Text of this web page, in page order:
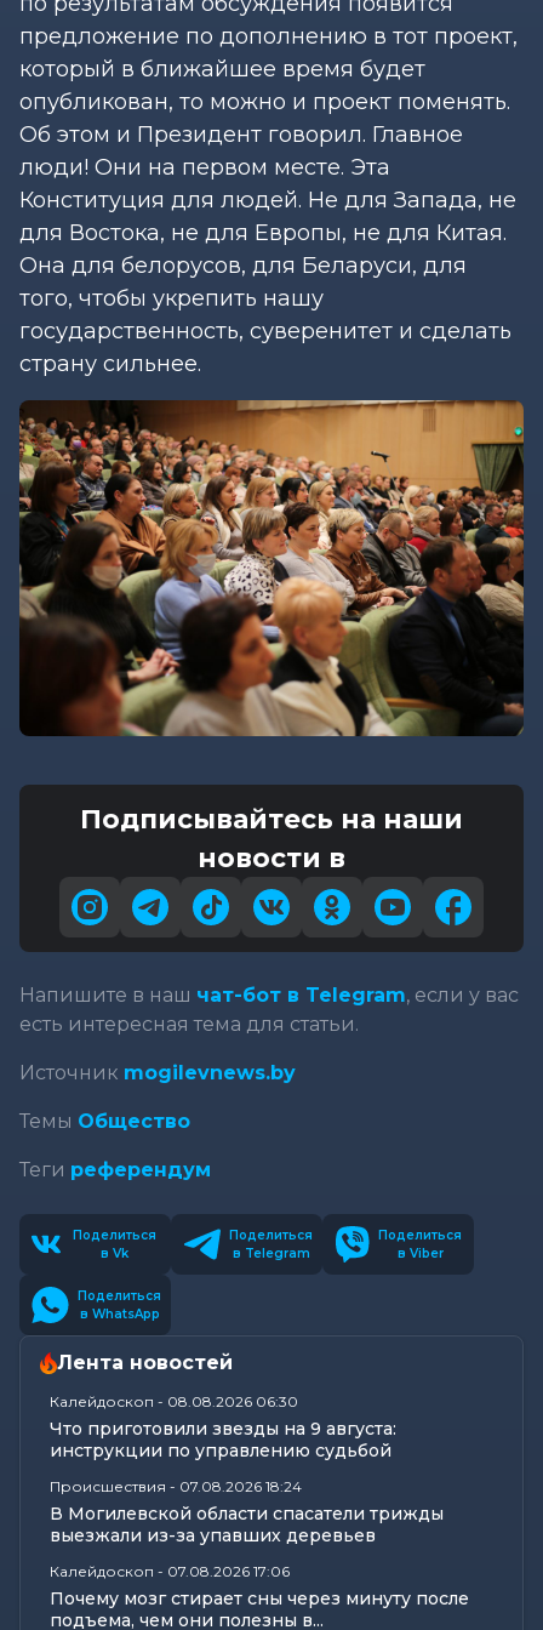
предложение по дополнению в тот проект,
который в ближайшее время будет
опубликован, то можно и проект поменять.
Об этом и Президент говорил. Главное
люди! Они на первом месте. Эта
Конституция для людей. Не для Запада, не
для Востока, не для Европы, не для Китая.
Она для белорусов, для Беларуси, для
того, чтобы укрепить нашу
государственность, суверенитет и сделать
страну сильнее.
Подписывайтесь на наши
новости в
Напишите в наш чат-бот в Telegram, если у вас
есть интересная тема для статьи.
Источник mogilevnews.by
Темы Общество
Теги референдум
Поделиться
в Vk
Поделиться
в Telegram
Поделиться
в Viber
Поделиться
в WhatsApp
Лента новостей
Калейдоскоп - 08.08.2026 06:30
Что приготовили звезды на 9 августа:
инструкции по управлению судьбой
Происшествия - 07.08.2026 18:24
В Могилевской области спасатели трижды
выезжали из-за упавших деревьев
Калейдоскоп - 07.08.2026 17:06
Почему мозг стирает сны через минуту после
подъема, чем они полезны в...